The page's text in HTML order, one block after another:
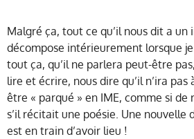
Malgré ça, tout ce qu’il nous dit a un
décompose intérieurement lorsque
tout ça, qu’il ne parlera peut-être
lire et écrire, nous dire qu’il n’ira pas
être « parqué » en IME, comme si de
s’il récitait une poésie. Une nouvelle
est en train d’avoir lieu !